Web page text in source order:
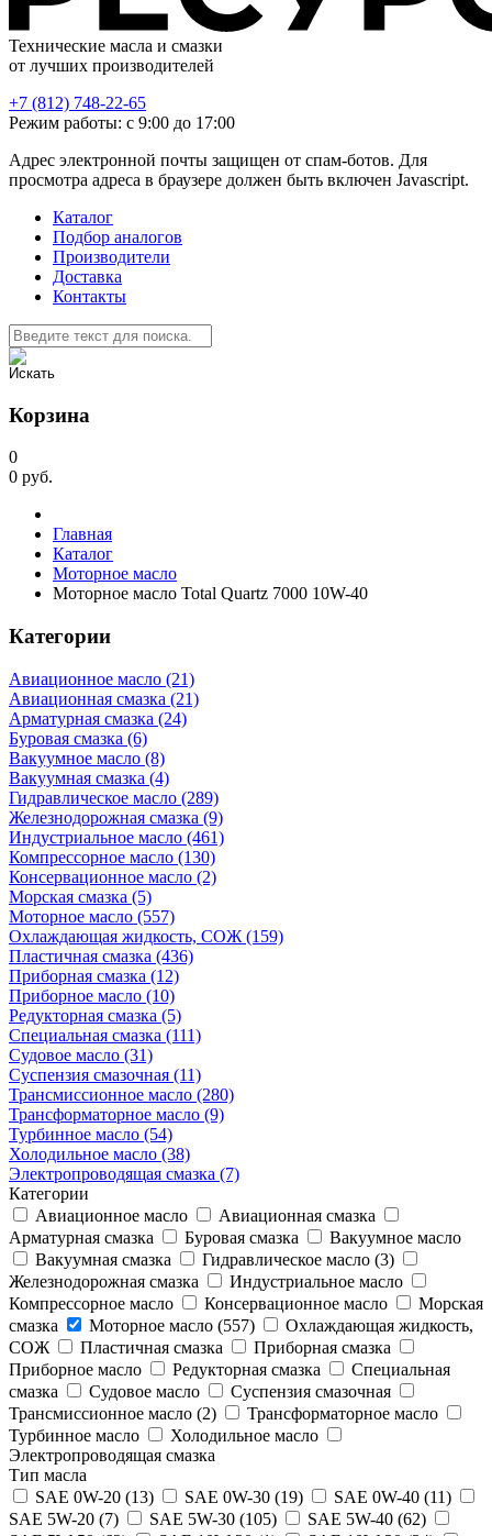
Технические масла и смазки
от лучших производителей
+7 (812) 748-22-65
Режим работы: с 9:00 до 17:00
Адрес электронной почты защищен от спам-ботов. Для
просмотра адреса в браузере должен быть включен Javascript.
Каталог
Подбор аналогов
Производители
Доставка
Контакты
Корзина
0
0 руб.
Главная
Каталог
Моторное масло
Моторное масло Total Quartz 7000 10W-40
Категории
Авиационное масло (21)
Авиационная смазка (21)
Арматурная смазка (24)
Буровая смазка (6)
Вакуумное масло (8)
Вакуумная смазка (4)
Гидравлическое масло (289)
Железнодорожная смазка (9)
Индустриальное масло (461)
Компрессорное масло (130)
Консервационное масло (2)
Морская смазка (5)
Моторное масло (557)
Охлаждающая жидкость, СОЖ (159)
Пластичная смазка (436)
Приборная смазка (12)
Приборное масло (10)
Редукторная смазка (5)
Специальная смазка (111)
Судовое масло (31)
Суспензия смазочная (11)
Трансмиссионное масло (280)
Трансформаторное масло (9)
Турбинное масло (54)
Холодильное масло (38)
Электропроводящая смазка (7)
Категории
Авиационное масло
Авиационная смазка
Арматурная смазка
Буровая смазка
Вакуумное масло
Вакуумная смазка
Гидравлическое масло (3)
Железнодорожная смазка
Индустриальное масло
Компрессорное масло
Консервационное масло
Морская
смазка
Моторное масло (557)
Охлаждающая жидкость,
СОЖ
Пластичная смазка
Приборная смазка
Приборное масло
Редукторная смазка
Специальная
смазка
Судовое масло
Суспензия смазочная
Трансмиссионное масло (2)
Трансформаторное масло
Турбинное масло
Холодильное масло
Электропроводящая смазка
Тип масла
SAE 0W-20 (13)
SAE 0W-30 (19)
SAE 0W-40 (11)
SAE 5W-20 (7)
SAE 5W-30 (105)
SAE 5W-40 (62)